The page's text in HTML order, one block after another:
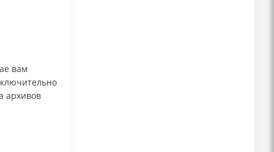
вам
архивов